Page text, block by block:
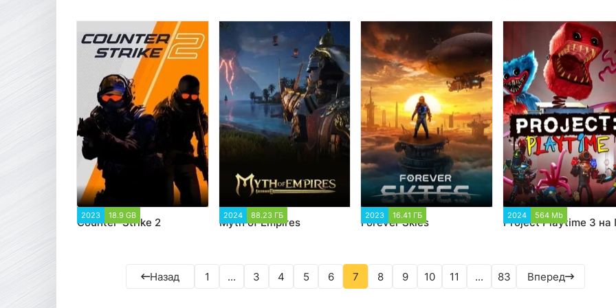
2023 18.9 GB
Counter-Strike 2
2024 88.23 ГБ
Myth of Empires
2023 16.41 ГБ
Forever Skies
2024 564 Mb
Project Playtime 3 на
Назад 1 ... 3 4 5 6 7 8 9 10 11 ... 83 Вперед